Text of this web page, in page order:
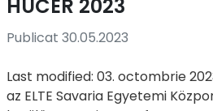
HUCER 2023
Publicat 30.05.2023
Last modified: 03. octombrie
az ELTE Savaria Egyetemi